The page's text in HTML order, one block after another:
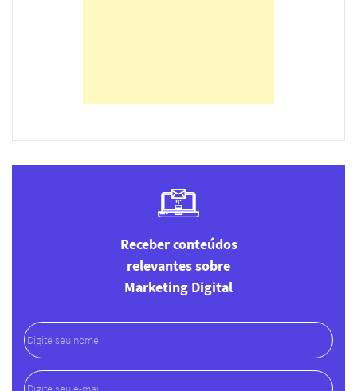
Receber conteúdos
relevantes sobre
Marketing Digital